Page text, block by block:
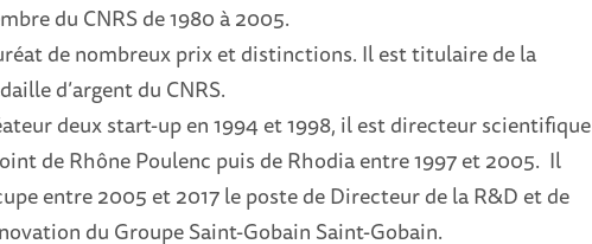
du CNRS de 1980 à 2005.
de nombreux prix et distinctions. Il est titulaire de la
d’argent du CNRS.
deux start-up en 1994 et 1998, il est directeur scientifique
de Rhône Poulenc puis de Rhodia entre 1997 et 2005. Il
entre 2005 et 2017 le poste de Directeur de la R&D et de
du Groupe Saint-Gobain Saint-Gobain.